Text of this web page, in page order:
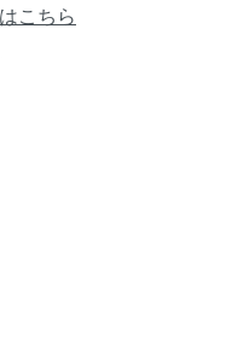
こちら